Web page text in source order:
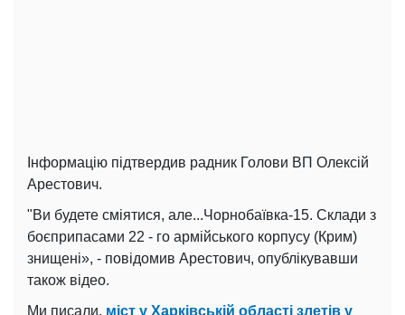
Інформацію підтвердив радник Голови ВП Олексій
Арестович.
"Ви будете сміятися, але...Чорнобаївка-15. Склади з
боєприпасами 22 - го армійського корпусу (Крим)
знищені», - повідомив Арестович, опублікувавши
також відео.
Ми писали, міст у Харківській області злетів у